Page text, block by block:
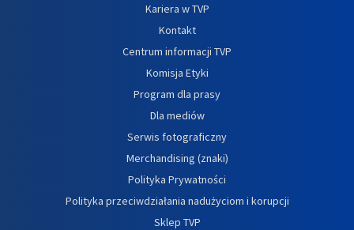
Kariera w TVP
Kontakt
Centrum informacji TVP
Komisja Etyki
Program dla prasy
Dla mediów
Serwis fotograficzny
Merchandising (znaki)
Polityka Prywatności
Polityka przeciwdziałania nadużyciom i korupcji
Sklep TVP